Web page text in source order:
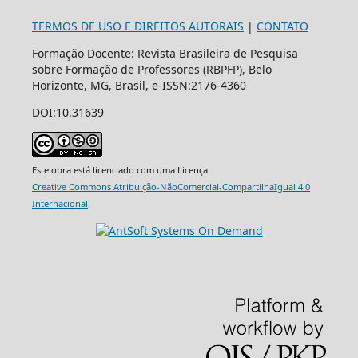
TERMOS DE USO E DIREITOS AUTORAIS | CONTATO
Formação Docente: Revista Brasileira de Pesquisa
sobre Formação de Professores (RBPFP), Belo
Horizonte, MG, Brasil, e-ISSN:2176-4360
DOI:10.31639
Este obra está licenciado com uma Licença
Creative Commons Atribuição-NãoComercial-CompartilhaIgual 4.0
Internacional.